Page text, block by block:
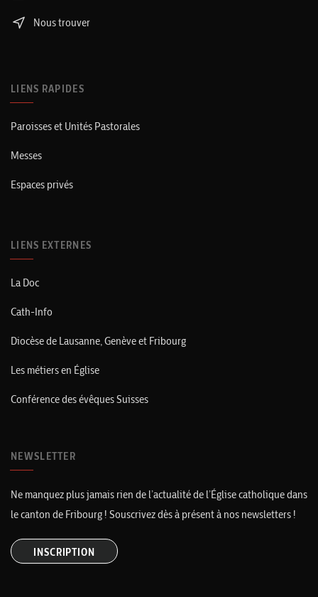
Nous trouver
LIENS RAPIDES
Paroisses et Unités Pastorales
Messes
Espaces privés
LIENS EXTERNES
La Doc
Cath-Info
Diocèse de Lausanne, Genève et Fribourg
Les métiers en Église
Conférence des évêques Suisses
NEWSLETTER
Ne manquez plus jamais rien de l’actualité de l’Église catholique dans
le canton de Fribourg ! Souscrivez dès à présent à nos newsletters !
INSCRIPTION